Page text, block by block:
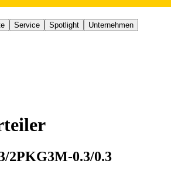
Service Spotlight Unternehmen
2PKG3M-0.3/0.3